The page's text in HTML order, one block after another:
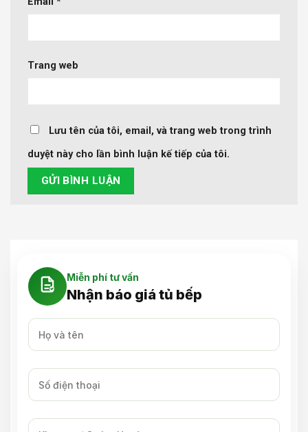
Trang web
Lưu tên của tôi, email, và trang web trong trình
duyệt này cho lần bình luận kế tiếp của tôi.
Miễn phí tư vấn
Nhận báo giá tủ bếp